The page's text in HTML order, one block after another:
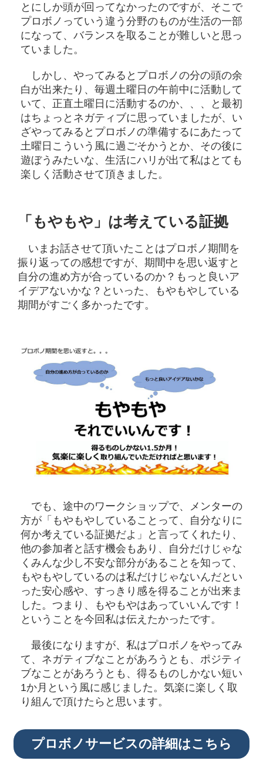
とにしか頭が回ってなかったのですが、そこで
プロボノっていう違う分野のものが生活の一部
になって、バランスを取ることが難しいと思っ
ていました。
しかし、やってみるとプロボノの分の頭の余
白が出来たり、毎週土曜日の午前中に活動して
いて、正直土曜日に活動するのか、、、と最初
はちょっとネガティブに思っていましたが、い
ざやってみるとプロボノの準備するにあたって
土曜日こういう風に過ごそかうとか、その後に
遊ぼうみたいな、生活にハリが出て私はとても
楽しく活動させて頂きました。
「もやもや」は考えている証拠
いまお話させて頂いたことはプロボノ期間を
振り返っての感想ですが、期間中を思い返すと
自分の進め方が合っているのか？もっと良いア
イデアないかな？といった、もやもやしている
期間がすごく多かったです。
でも、途中のワークショップで、メンターの
方が「もやもやしていることって、自分なりに
何か考えている証拠だよ」と言ってくれたり、
他の参加者と話す機会もあり、自分だけじゃな
くみんな少し不安な部分があることを知って、
もやもやしているのは私だけじゃないんだとい
った安心感や、すっきり感を得ることが出来ま
した。つまり、もやもやはあっていいんです！
ということを今回私は伝えたかったです。
最後になりますが、私はプロボノをやってみ
て、ネガティブなことがあろうとも、ポジティ
ブなことがあろうとも、得るものしかない短い
1か月という風に感じました。気楽に楽しく取
り組んで頂けたらと思います。
プロボノサービスの詳細はこちら